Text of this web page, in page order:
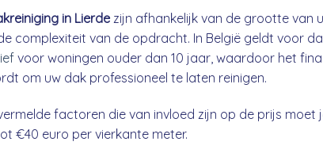
in Lierdezijn afhankelijk van de grootte van
complexiteit van de opdracht. In België geldt voor
voor woningen ouder dan 10 jaar, waardoor het
om uw dak professioneel te laten reinigen.
factoren die van invloed zijn op de prijs moet
€40 euro per vierkante meter.